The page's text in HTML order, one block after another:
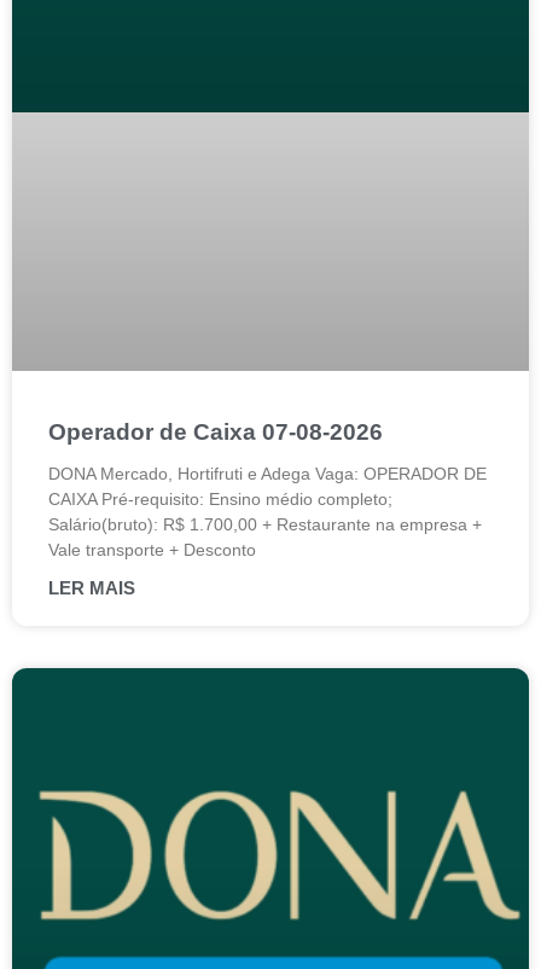
Operador de Caixa 07-08-2026
DONA Mercado, Hortifruti e Adega Vaga: OPERADOR DE
CAIXA Pré-requisito: Ensino médio completo;
Salário(bruto): R$ 1.700,00 + Restaurante na empresa +
Vale transporte + Desconto
LER MAIS